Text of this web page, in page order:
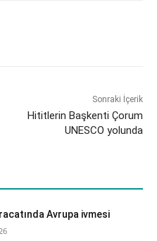
Sonraki İçerik
Hititlerin Başkenti Çorum
UNESCO yolunda
Avrupa ivmesi